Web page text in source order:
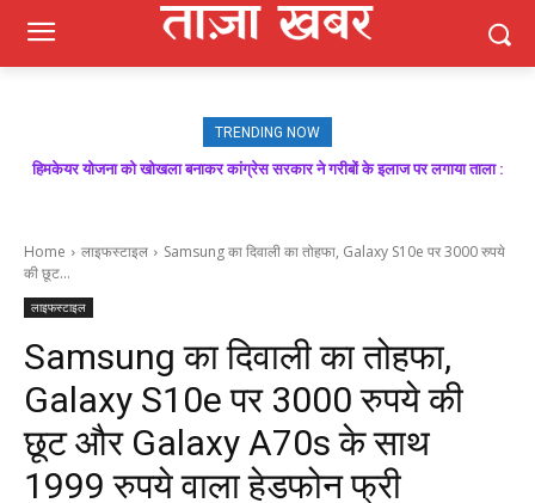
TRENDING NOW
हिमकेयर योजना को खोखला बनाकर कांग्रेस सरकार ने गरीबों के इलाज पर लगाया ताला :
मजबूत बूथ ही भाजपा की जीत की गारंटी, आगामी विधानसभा चुनाव में बूथ प्रबंधन निभाएगा
Home लाइफस्टाइल
Samsung का दिवाली का तोहफा, Galaxy S10e पर 3000 रुपये
की छूट...
लाइफस्टाइल
Samsung का दिवाली का तोहफा,
Galaxy S10e पर 3000 रुपये की
छूट और Galaxy A70s के साथ
1999 रुपये वाला हेडफोन फ्री